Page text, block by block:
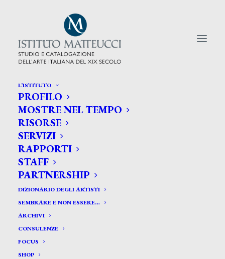
L’ISTITUTO
PROFILO
MOSTRE NEL TEMPO
RISORSE
SERVIZI
RAPPORTI
STAFF
PARTNERSHIP
DIZIONARIO DEGLI ARTISTI
SEMBRARE E NON ESSERE…
ARCHIVI
CONSULENZE
FOCUS
SHOP
CERCA TRA GLI ARTISTI:
Search
for:
Cosenza Enrico